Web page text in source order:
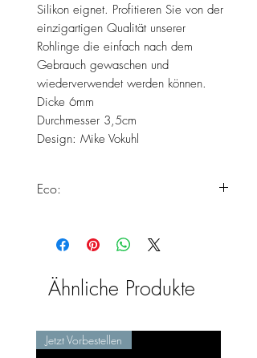
Silikon eignet. Profitieren Sie von der
einzigartigen Qualität unserer
Rohlinge die einfach nach dem
Gebrauch gewaschen und
wiederverwendet werden können.
Dicke 6mm
Durchmesser 3,5cm
Design: Mike Vokuhl
Eco:
Standards zur Herstellung von Eco
Weiter Informationen findest du
hier:
post/eco-silikonformen
Ähnliche Produkte
Jetzt Vorbestellen